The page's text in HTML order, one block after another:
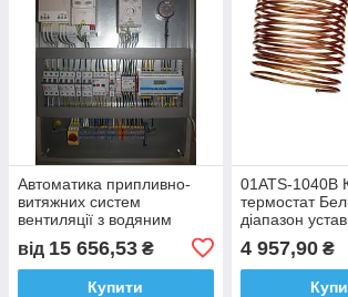
Автоматика припливно-
витяжних систем
вентиляції з водяним
пластинчастим
рекуператором
від 15 656,53 ₴
Купити
01ATS-1040B
термостат
діапазон
4 957,90₴